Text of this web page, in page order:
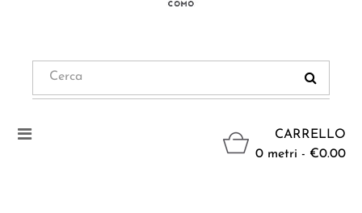
CARRELLO
0 metri - €0.00
Navigazione